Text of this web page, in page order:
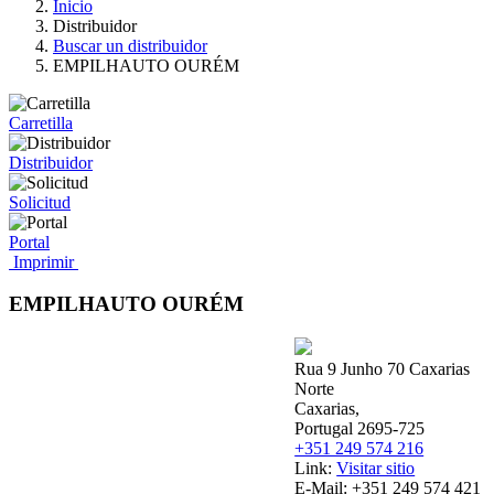
Inicio
Distribuidor
Buscar un distribuidor
EMPILHAUTO OURÉM
Carretilla
Distribuidor
Solicitud
Portal
Imprimir
EMPILHAUTO OURÉM
Rua 9 Junho 70 Caxarias
Norte
Caxarias,
Portugal 2695-725
+351 249 574 216
Link:Visitar sitio
E-Mail:+351 249 574 421